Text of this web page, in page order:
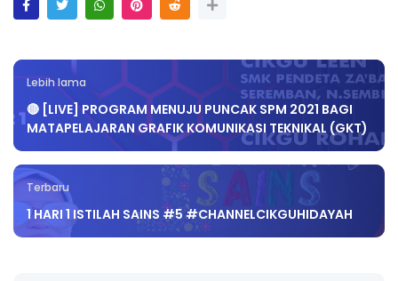
Lebih lama
🔴 [LIVE] PROGRAM MENUJU PUNCAK SPM 2021 BAGI
MATAPELAJARAN GRAFIK KOMUNIKASI TEKNIKAL (GKT)
Terbaru
1 HARI 1 ISTILAH SAINS #5 #CHANNELCIKGUHIDAYAH